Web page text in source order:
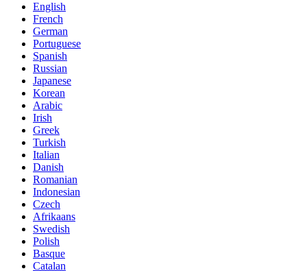
English
French
German
Portuguese
Spanish
Russian
Japanese
Korean
Arabic
Irish
Greek
Turkish
Italian
Danish
Romanian
Indonesian
Czech
Afrikaans
Swedish
Polish
Basque
Catalan